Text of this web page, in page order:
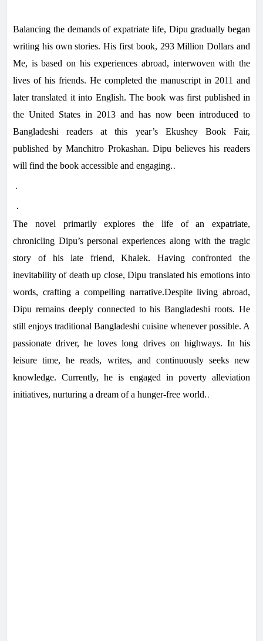
Balancing the demands of expatriate life, Dipu gradually began
writing his own stories. His first book, 293 Million Dollars and
Me, is based on his experiences abroad, interwoven with the
lives of his friends. He completed the manuscript in 2011 and
later translated it into English. The book was first published in
the United States in 2013 and has now been introduced to
Bangladeshi readers at this year’s Ekushey Book Fair,
published by Manchitro Prokashan. Dipu believes his readers
will find the book accessible and engaging..
.
.
The novel primarily explores the life of an expatriate,
chronicling Dipu’s personal experiences along with the tragic
story of his late friend, Khalek. Having confronted the
inevitability of death up close, Dipu translated his emotions into
words, crafting a compelling narrative.Despite living abroad,
Dipu remains deeply connected to his Bangladeshi roots. He
still enjoys traditional Bangladeshi cuisine whenever possible. A
passionate driver, he loves long drives on highways. In his
leisure time, he reads, writes, and continuously seeks new
knowledge. Currently, he is engaged in poverty alleviation
initiatives, nurturing a dream of a hunger-free world..